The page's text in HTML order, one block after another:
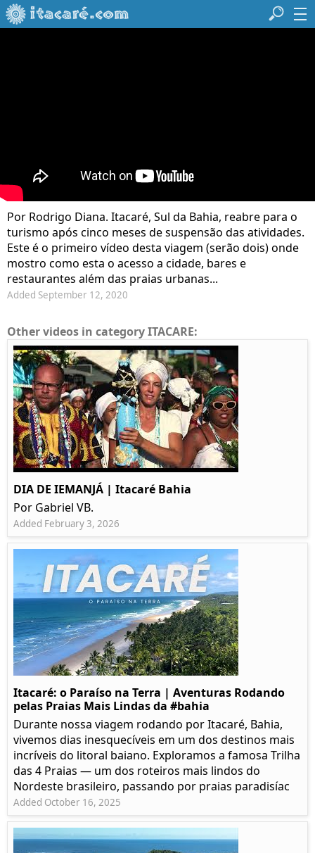
Por Rodrigo Diana. Itacaré, Sul da Bahia, reabre para o
turismo após cinco meses de suspensão das atividades.
Este é o primeiro vídeo desta viagem (serão dois) onde
mostro como esta o acesso a cidade, bares e
restaurantes além das praias urbanas...
Added September 12, 2020
Other videos in category ITACARE:
DIA DE IEMANJÁ | Itacaré Bahia
Por Gabriel VB.
Added February 3, 2026
Itacaré: o Paraíso na Terra | Aventuras Rodando
pelas Praias Mais Lindas da #bahia
Durante nossa viagem rodando por Itacaré, Bahia,
vivemos dias inesquecíveis em um dos destinos mais
incríveis do litoral baiano. Exploramos a famosa Trilha
das 4 Praias — um dos roteiros mais lindos do
Nordeste brasileiro, passando por praias paradisíac
Added October 16, 2025